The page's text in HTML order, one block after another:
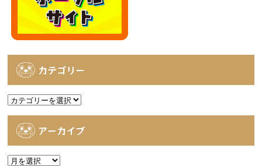
カテゴリー
カ
アーカイブ
ア